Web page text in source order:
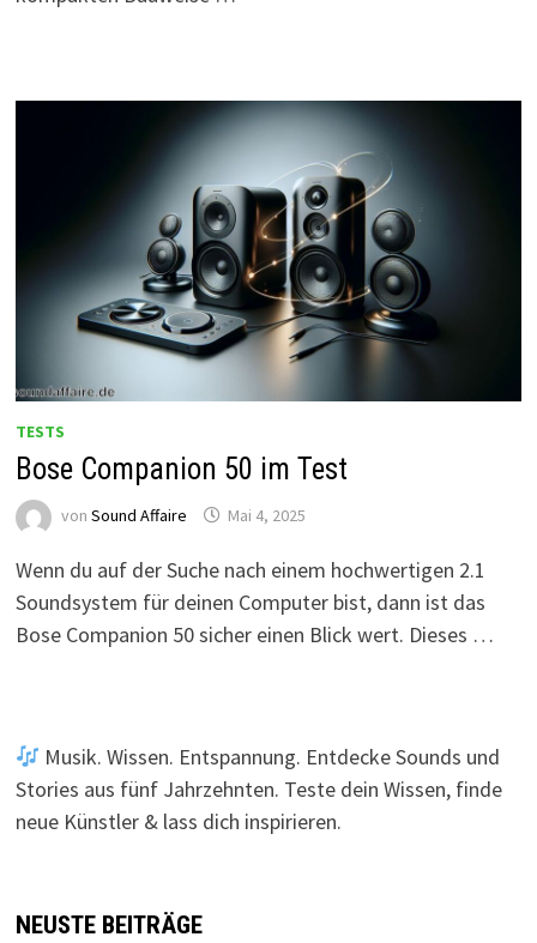
TESTS
Bose Companion 50 im Test
von Sound Affaire Mai 4, 2025
Wenn du auf der Suche nach einem hochwertigen 2.1
Soundsystem für deinen Computer bist, dann ist das
Bose Companion 50 sicher einen Blick wert. Dieses …
Musik. Wissen. Entspannung. Entdecke Sounds und
Stories aus fünf Jahrzehnten. Teste dein Wissen, finde
neue Künstler & lass dich inspirieren.
NEUSTE BEITRÄGE